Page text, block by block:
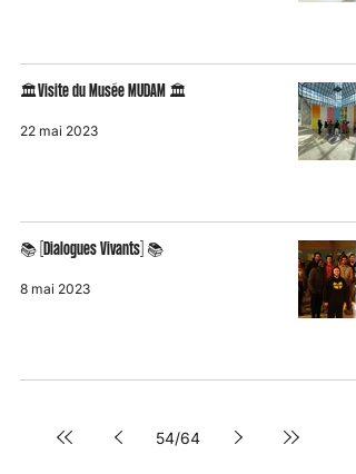
🏛️Visite du Musée MUDAM 🏛️
22 mai 2023
📚 [Dialogues Vivants] 📚
8 mai 2023
54/64